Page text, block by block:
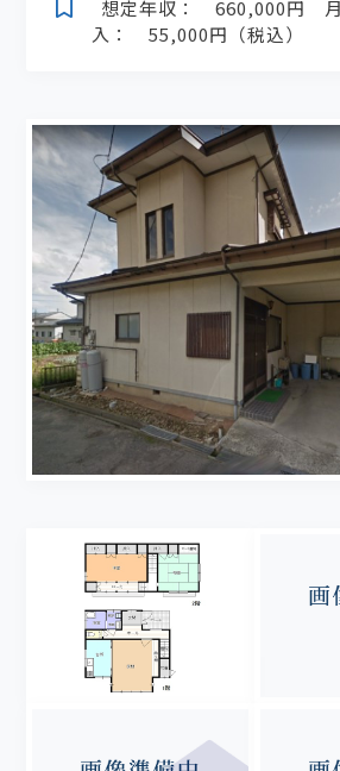
想定年収： 660,000円 月
入： 55,000円（税込）